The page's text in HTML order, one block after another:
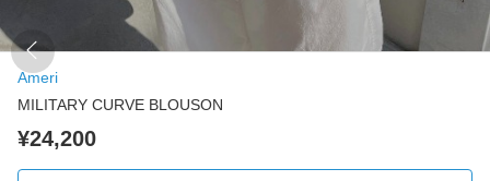
Ameri
MILITARY CURVE BLOUSON
¥24,200